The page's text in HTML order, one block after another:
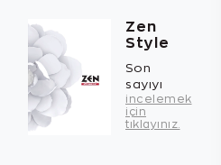
Zen
Style
Son
sayıyı
incelemek
için
tıklayınız.